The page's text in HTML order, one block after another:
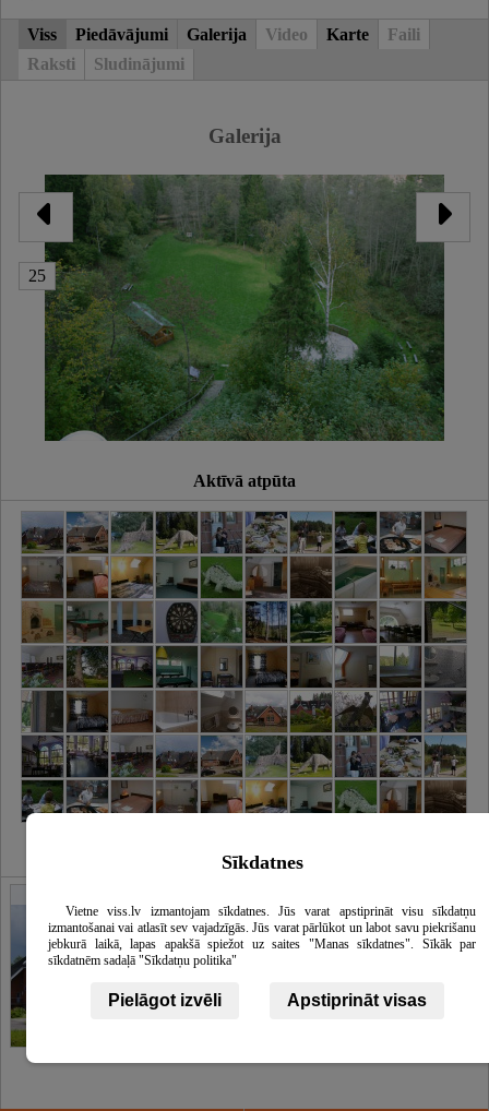
Viss Piedāvājumi Galerija Video Karte
Faili
Raksti
Sludinājumi
Galerija
25
Aktīvā atpūta
Sīkdatnes
Vietne viss.lv izmantojam sīkdatnes. Jūs varat apstiprināt visu sīkdatņu
izmantošanai vai atlasīt sev vajadzīgās. Jūs varat pārlūkot un labot savu piekrišanu
jebkurā laikā, lapas apakšā spiežot uz saites "Manas sīkdatnes". Sīkāk par
sīkdatnēm sadaļā "Sīkdatņu politika"
Pielāgot izvēli Apstiprināt visas